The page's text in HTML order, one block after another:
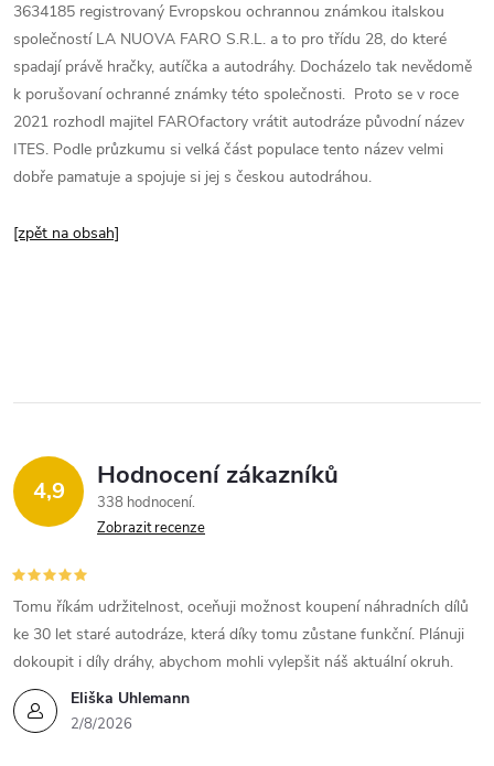
3634185 registrovaný Evropskou ochrannou známkou italskou
společností LA NUOVA FARO S.R.L. a to pro třídu 28, do které
spadají právě hračky, autíčka a autodráhy. Docházelo tak nevědomě
k porušovaní ochranné známky této společnosti. Proto se v roce
2021 rozhodl majitel FAROfactory vrátit autodráze původní název
ITES. Podle průzkumu si velká část populace tento název velmi
dobře pamatuje a spojuje si jej s českou autodráhou.
[zpět na obsah]
4,9 Hodnocení zákazníků
338 hodnocení
Zobrazit recenze
Eliška Uhlemann
2/8/2026
Tomu říkám udržitelnost, oceňuji možnost koupení náhradních dílů
ke 30 let staré autodráze, která díky tomu zůstane funkční. Plánuji
dokoupit i díly dráhy, abychom mohli vylepšit náš aktuální okruh.